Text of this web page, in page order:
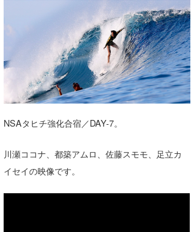
サーフィンエリアガイド
会員メニュー
今月のプレゼント
NSAタヒチ強化合宿／DAY-7。
川瀬ココナ、都築アムロ、佐藤スモモ、足立カ
イセイの映像です。
ショップ情報
ショップ情報
湘南
千葉北
伊豆
千葉南
ウラナミ
お知らせ
その他
VOTE!